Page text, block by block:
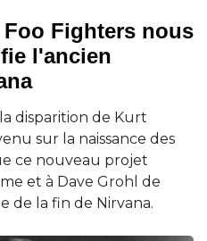
Foo Fighters nous
l'ancien
disparition de Kurt
sur la naissance des
ce nouveau projet
et à Dave Grohl de
de la fin de Nirvana.